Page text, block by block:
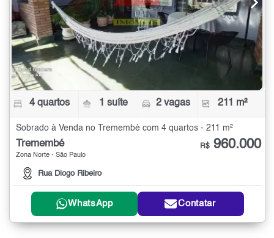
4 quartos 1 suíte 2 vagas 211 m²
Sobrado à Venda no Tremembé com 4 quartos - 211 m²
Tremembé
Zona Norte - São Paulo
Rua Diogo Ribeiro
R$ 960.000
WhatsApp Contatar